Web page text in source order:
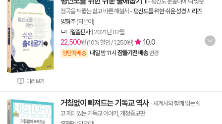
미리보기
정곡을 꿰뚫는 쉽고 바른 해설서 -평신도를 위한 쉬운 성경 시리즈
양형주(지은이)
브니엘출판사| 2021년 02월
22,500원 (10% 할인 / 1,250원) 10.0
양탄자배송 내일 밤 11시 잠들기전 배송 변경
거침없이 빠져드는 기독교 역사- 세계사와 함께 읽는 쉽
고 재미있는 기독교 이야기, 개정증보판